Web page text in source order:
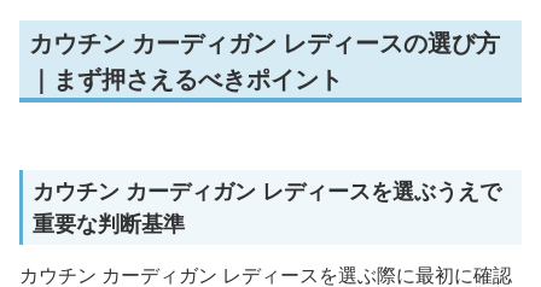
カウチン カーディガン レディースの選び方
｜まず押さえるべきポイント
カウチン カーディガン レディースを選ぶうえで
重要な判断基準
カウチン カーディガン レディースを選ぶ際に最初に確認